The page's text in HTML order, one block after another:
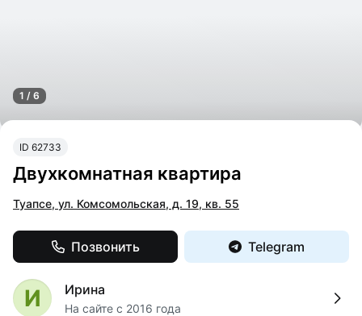
ID 62733
Двухкомнатная квартира
Туапсе, ул. Комсомольская, д. 19, кв. 55
Позвонить Telegram
И Ирина
На сайте с 2016 года
1 / 6